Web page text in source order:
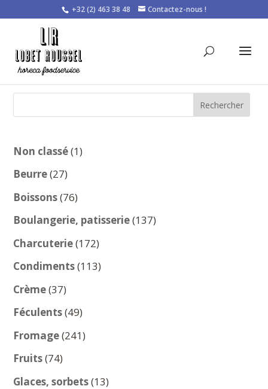
+32 (2) 463 38 48 Contactez-nous !
Rechercher
Non classé 11
Beurre 2727
produits
Boissons 7676
produits
Boulangerie, patisserie 137137
Charcuterie 172172
produits
Condiments 113113
Crème 3737
produits
Féculents 4949
produits
Fromage 241241
Fruits 7474
produits
Glaces, sorbets 1313